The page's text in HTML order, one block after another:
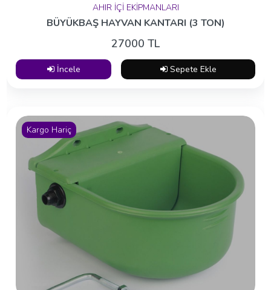
AHIR İÇİ EKİPMANLARI
BÜYÜKBAŞ HAYVAN KANTARI (3 TON)
27000 TL
İncele Sepete Ekle
Kargo Hariç